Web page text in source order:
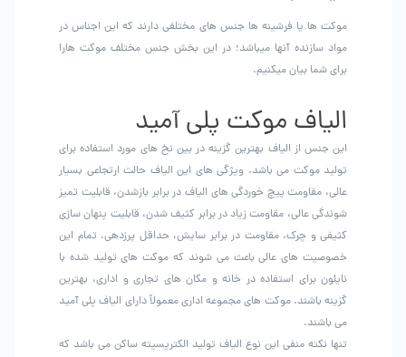
موکت ها یا فرشینه ها جنس های مختلفی دارند که این اجناس در
مواد سازنده آنها میباشد؛ در این بخش جنس مختلف موکت هارا
برای شما بیان میکنیم.
الیاف موکت پلی آمید
این جنس از الیاف بهترین گزینه در بین نخ های مورد استفاده برای
تولید موکت می باشد. ویژگی های این الیاف حالت ارتجاعی بسیار
عالی، مقاومت پیچ خوردگی های الیاف در برابر بازشدن، قابلیت تمیز
شوندگی عالی، مقاومت زیاد در برابر کثیف شدن، قابلیت پنهان سازی
کثیفی و چرک، مقاومت در برابر سایش، حداقل پرزدهی. تمام این
خصوصیت های عالی باعث می شوند که موکت های تولید شده با
نایلون برای استفاده در خانه و مکان های تجاری و اداری، بهترین
گزینه باشند. موکت های مجموعه اداری معمولاً دارای الیاف پلی آمید
می باشند.
تنها نکته منفی این نوع الیاف تولید الکتریسیته ساکن می باشد که